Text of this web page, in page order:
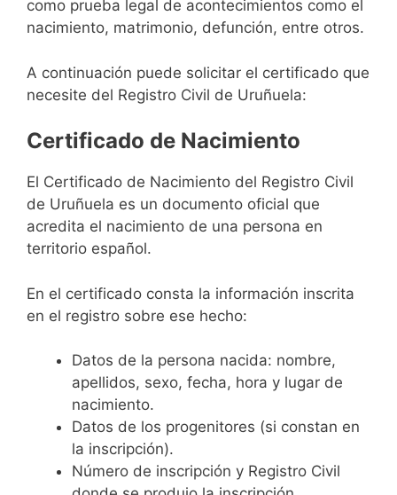
como prueba legal de acontecimientos como el
nacimiento, matrimonio, defunción, entre otros.
A continuación puede solicitar el certificado que
necesite del Registro Civil de Uruñuela:
Certificado de Nacimiento
El Certificado de Nacimiento del Registro Civil
de Uruñuela es un documento oficial que
acredita el nacimiento de una persona en
territorio español.
En el certificado consta la información inscrita
en el registro sobre ese hecho:
Datos de la persona nacida: nombre,
apellidos, sexo, fecha, hora y lugar de
nacimiento.
Datos de los progenitores (si constan en
la inscripción).
Número de inscripción y Registro Civil